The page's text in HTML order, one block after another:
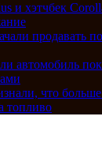
и хэтчбек
продавать
автомобиль
что
топливо